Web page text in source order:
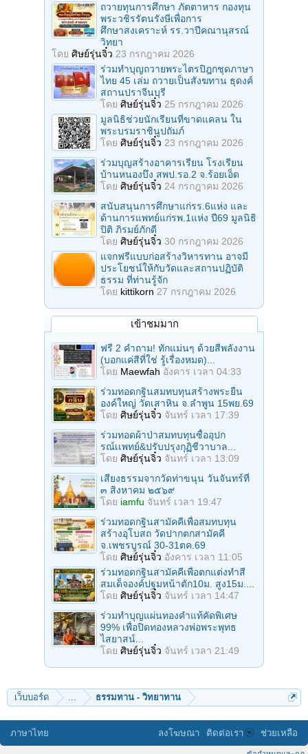
ถวายทุนการศึกษา ภัตตาหาร กองทุน
พระวชิรรัตนรังษีเพื่อการ
ศึกษาสงเคราะห์ รร.วาปีคณานุสรณ์
วิทยา
โดย ศิษย์รุ่นจิ๋ว 23 กรกฎาคม 2026
ร่วมทําบุญถวายพระไตรปิฎกชุดภาษา
ไทย 45 เล่ม ถวายเป็นสังฆทาน ธุดงค์
สถานปราจีนบุรี
โดย ศิษย์รุ่นจิ๋ว 25 กรกฎาคม 2026
มูลนิธิช่วยนักเรียนที่ขาดแคลน ใน
พระบรมราชินูปถัมภ์
โดย ศิษย์รุ่นจิ๋ว 23 กรกฎาคม 2026
ร่วมบุญสร้างอาคารเรียน โรงเรียน
บ้านหนองบึง สพป.รอ.2 จ.ร้อยเอ็ด
โดย ศิษย์รุ่นจิ๋ว 24 กรกฎาคม 2026
สนับสนุนการศึกษาแก่รร.6แห่ง และ
ด้านการแพทย์แก่รพ.1แห่ง ปี69 มูลนิธิ
ปิติ ภิรมย์ภักดี
โดย ศิษย์รุ่นจิ๋ว 30 กรกฎาคม 2026
แจกฟรีแบบก่อสร้างวิหารทาน อาจมี
ประโยชน์ให้กับวัดและสถานปฏิบัติ
ธรรม ที่ท่านรู้จัก
โดย kittikorn 27 กรกฎาคม 2026
เข้าชมมาก
ฟรี 2 คำถาม! ทักแม่นๆ ด้วยสีพลังงาน
(บอกแค่สีที่ใช่ รู้เรื่องหมด)...
โดย Maewfah อังคาร เวลา 04:33
ร่วมทอดกฐินสมทบทุนสร้างพระยืน
องค์ใหญ่ วัดเสาหิน จ.ลําพูน 15พย.69
โดย ศิษย์รุ่นจิ๋ว จันทร์ เวลา 17:39
ร่วมทอดผ้าป่าสมทบทุนซื้ออุปก
รณ์เเพทย์&ปรับปรุงกุฏิชีวาบาล...
โดย ศิษย์รุ่นจิ๋ว จันทร์ เวลา 13:09
เสียงธรรมจากวัดท่าขนุน วันจันทร์ที่
๓ สิงหาคม ๒๕๖๙
โดย iamfu จันทร์ เวลา 19:47
ร่วมทอดกฐินสามัคคีเพื่อสมทบทุน
สร้างอุโบสถ วัดปากตกสามัคคี
จ.เพชรบูรณ์ 30-31ตค.69
โดย ศิษย์รุ่นจิ๋ว อังคาร เวลา 11:05
ร่วมทอดกฐินสามัคคีเพื่อตกแต่งทำสี
สมเด็จองค์ปฐมหน้าตัก10ม. สูง15ม....
โดย ศิษย์รุ่นจิ๋ว จันทร์ เวลา 14:47
ร่วมทําบุญแผ่นทองคำแท้คัดพิเศษ
99% เพื่อปิดทองหลวงพ่อพระพุทธ
ไสยาสน์...
โดย ศิษย์รุ่นจิ๋ว จันทร์ เวลา 21:49
เว็บบอร์ด ธรรมทาน - วิทยาทาน
ภาษาไทย ลงโฆษณา ติดต่อเรา ช่วยเหลือ